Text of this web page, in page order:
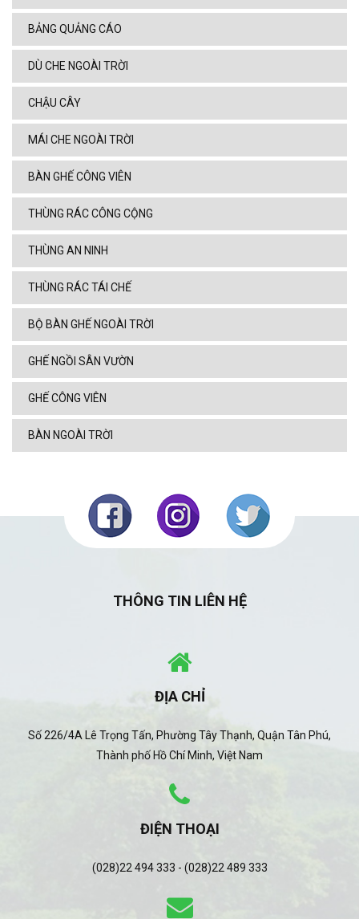
BẢNG QUẢNG CÁO
DÙ CHE NGOÀI TRỜI
CHẬU CÂY
MÁI CHE NGOÀI TRỜI
BÀN GHẾ CÔNG VIÊN
THÙNG RÁC CÔNG CỘNG
THÙNG AN NINH
THÙNG RÁC TÁI CHẾ
BỘ BÀN GHẾ NGOÀI TRỜI
GHẾ NGỒI SÂN VƯỜN
GHẾ CÔNG VIÊN
BÀN NGOÀI TRỜI
THÔNG TIN LIÊN HỆ
ĐỊA CHỈ
Số 226/4A Lê Trọng Tấn, Phường Tây Thạnh, Quận Tân Phú,
Thành phố Hồ Chí Minh, Việt Nam
ĐIỆN THOẠI
(028)22 494 333 - (028)22 489 333